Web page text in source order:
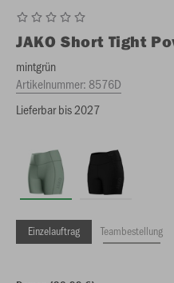
JAKO Short Tight
mintgrün
Artikelnummer:8576D
Lieferbar bis 2027
Einzelauftrag Teambestellung